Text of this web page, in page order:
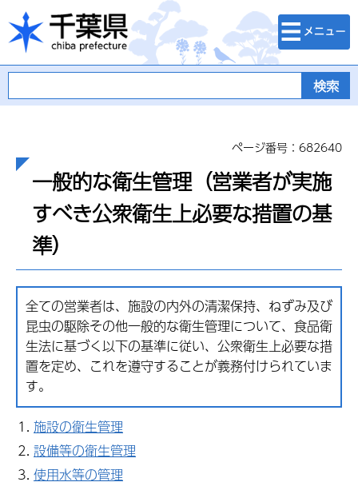
千葉県
検索・メニュ
ー
ページ番号：682640
一般的な衛生管理（営業者が実施
すべき公衆衛生上必要な措置の基
準）
全ての営業者は、施設の内外の清潔保持、ねずみ及び
昆虫の駆除その他一般的な衛生管理について、食品衛
生法に基づく以下の基準に従い、公衆衛生上必要な措
置を定め、これを遵守することが義務付けられていま
す。
施設の衛生管理
設備等の衛生管理
使用水等の管理